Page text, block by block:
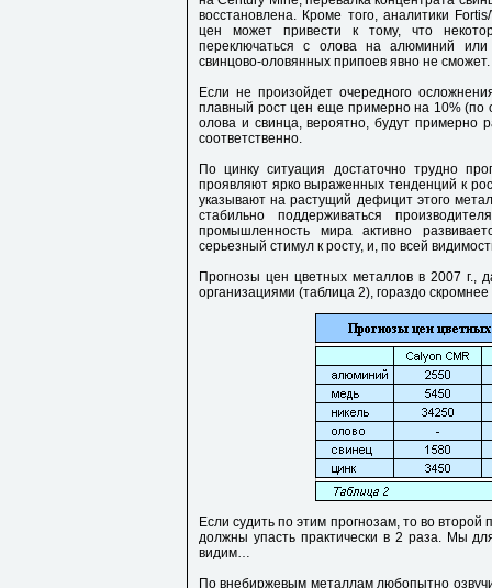
восстановлена. Кроме того, аналитики
цен может привести к тому, что
переключаться с олова на алюминий или
свинцово-оловянных припоев явно не сможет.
Если не произойдет очередного
плавный рост цен еще примерно на 10%
олова и свинца, вероятно, будут примерно
соответственно.
По цинку ситуация достаточно трудно
проявляют ярко выраженных тенденций к
указывают на растущий дефицит этого
стабильно поддерживаться
промышленность мира активно
серьезный стимул к росту, и, по всей
Прогнозы цен цветных металлов в 2007 г.,
организациями (таблица 2), гораздо
Если судить по этим прогнозам, то во
должны упасть практически в 2 раза. Мы
видим…
По внебиржевым металлам любопытно